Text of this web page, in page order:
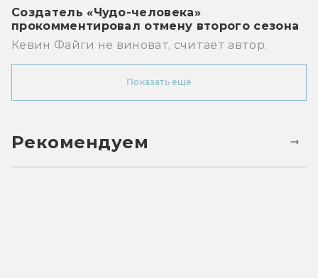
Создатель «Чудо-человека»
прокомментировал отмену второго сезона
Кевин Файги не виноват, считает автор.
Показать ещё
Рекомендуем